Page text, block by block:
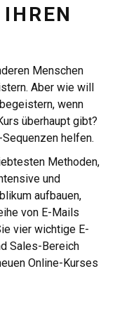
Menschen
Aber wie will
wenn
überhaupt gibt?
helfen.
Methoden,
und
aufbauen,
von E-Mails
vier wichtige E-
Sales-Bereich
Online-Kurses